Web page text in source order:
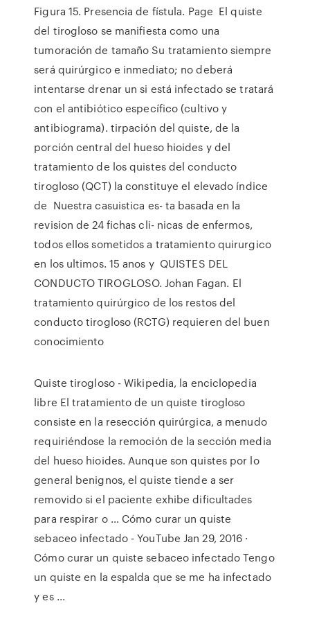
Figura 15. Presencia de fístula. Page El quiste
del tirogloso se manifiesta como una
tumoración de tamaño Su tratamiento siempre
será quirúrgico e inmediato; no deberá
intentarse drenar un si está infectado se tratará
con el antibiótico específico (cultivo y
antibiograma). tirpación del quiste, de la
porción central del hueso hioides y del
tratamiento de los quistes del conducto
tirogloso (QCT) la constituye el elevado índice
de Nuestra casuistica es- ta basada en la
revision de 24 fichas cli- nicas de enfermos,
todos ellos sometidos a tratamiento quirurgico
en los ultimos. 15 anos y QUISTES DEL
CONDUCTO TIROGLOSO. Johan Fagan. El
tratamiento quirúrgico de los restos del
conducto tirogloso (RCTG) requieren del buen
conocimiento
Quiste tirogloso - Wikipedia, la enciclopedia
libre El tratamiento de un quiste tirogloso
consiste en la resección quirúrgica, a menudo
requiriéndose la remoción de la sección media
del hueso hioides. Aunque son quistes por lo
general benignos, el quiste tiende a ser
removido si el paciente exhibe dificultades
para respirar o … Cómo curar un quiste
sebaceo infectado - YouTube Jan 29, 2016 ·
Cómo curar un quiste sebaceo infectado Tengo
un quiste en la espalda que se me ha infectado
y es ...